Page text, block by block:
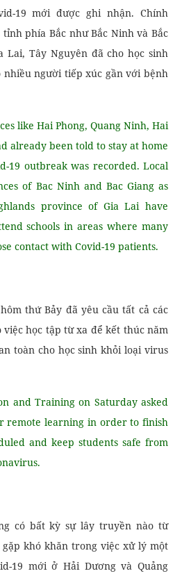
19 mới được ghi nhận. Chính
phía Bắc như Bắc Ninh và Bắc
Lai, Tây Nguyên đã cho học sinh
người tiếp xúc gần với bệnh
like Hai Phong, Quang Ninh, Hai
already been told to stay at home
19 outbreak was recorded. Local
of Bac Ninh and Bac Giang as
province of Gia Lai have
schools in areas where many
contact with Covid-19 patients.
thứ Bảy đã yêu cầu tất cả các
học tập từ xa để kết thúc năm
toàn cho học sinh khỏi loại virus
and Training on Saturday asked
remote learning in order to finish
and keep students safe from
có bất kỳ sự lây truyền nào từ
gặp khó khăn trong việc xử lý một
19 mới ở Hải Dương và Quảng